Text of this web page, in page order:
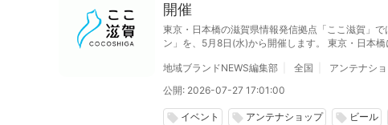
開催
東京・日本橋の滋賀県情報発信拠点「ここ滋賀」
ン」を、5月8日(水)から開催します。 東京・日本橋にある滋賀県のアンテナショップ「ここ滋賀」では、滋賀の美味を楽しむビアガーデ
地域ブランドNEWS編集部
全国
アンテナシ
公開: 2026-07-27 17:01:00
local_offer イベント local_offer アンテナショップ local_offer ビール